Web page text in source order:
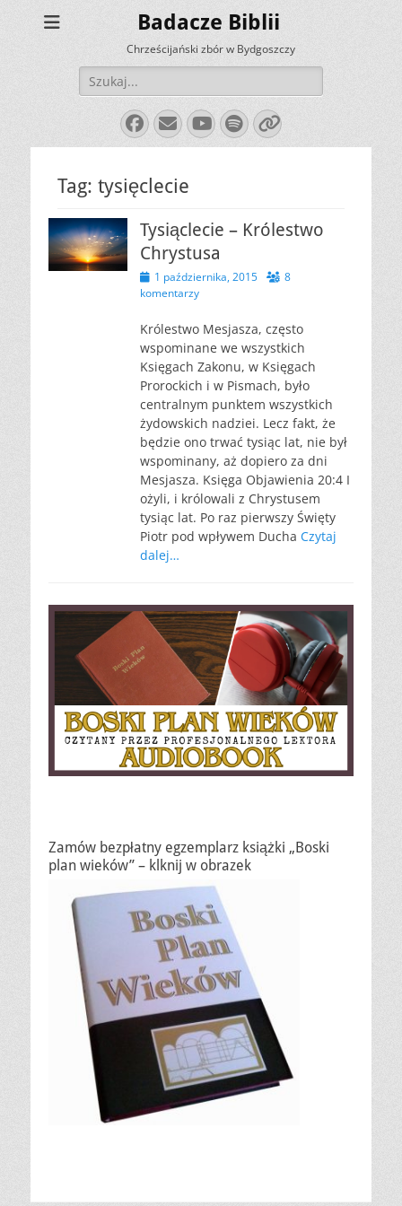
Badacze Biblii
Chrześcijański zbór w Bydgoszczy
Szukaj:
Facebook
E-
mail
YouTube
Spotify
Link
Tag: tysięclecie
Tysiąclecie – Królestwo
Chrystusa
Opublikowano
1 października, 2015
8
komentarzy
Królestwo Mesjasza, często
wspominane we wszystkich
Księgach Zakonu, w Księgach
Prorockich i w Pismach, było
centralnym punktem wszystkich
żydowskich nadziei. Lecz fakt, że
będzie ono trwać tysiąc lat, nie był
wspominany, aż dopiero za dni
Mesjasza. Księga Objawienia 20:4 I
ożyli, i królowali z Chrystusem
tysiąc lat. Po raz pierwszy Święty
Piotr pod wpływem Ducha Czytaj
dalej…
Zamów bezpłatny egzemplarz książki „Boski
plan wieków” – klknij w obrazek